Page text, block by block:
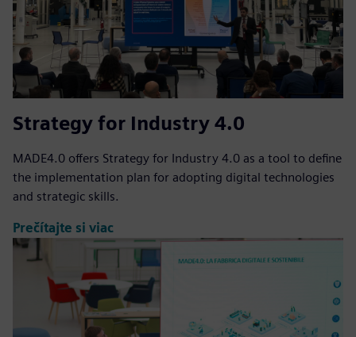
Strategy for Industry 4.0
MADE4.0 offers Strategy for Industry 4.0 as a tool to define
the implementation plan for adopting digital technologies
and strategic skills.
Prečítajte si viac